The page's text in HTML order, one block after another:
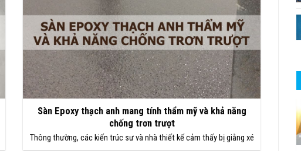
Sàn Epoxy thạch anh mang tính thẩm mỹ và khả năng
chống trơn trượt
Thông thường, các kiến ​​trúc sư và nhà thiết kế cảm thấy bị giằng xé